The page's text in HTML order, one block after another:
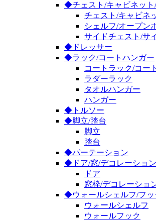
◆チェスト/キャビネット
チェスト/キャビネ
シェルフ/オープン
サイドチェスト/サ
◆ドレッサー
◆ラック/コートハンガー
コートラック/コー
ラダーラック
タオルハンガー
ハンガー
◆トルソー
◆脚立/踏台
脚立
踏台
◆パーテーション
◆ドア/窓/デコレーション
ドア
窓枠/デコレーショ
◆ウォールシェルフ/フッ
ウォールシェルフ
ウォールフック